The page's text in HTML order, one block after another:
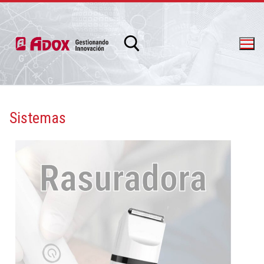
whatsapp: 54 9 11 6230 2470
PRODUCTOS Y SERVICIOS
Sistemas
Rasuradora eléctrica diseñada para la
preparación prequirúrgica del paciente